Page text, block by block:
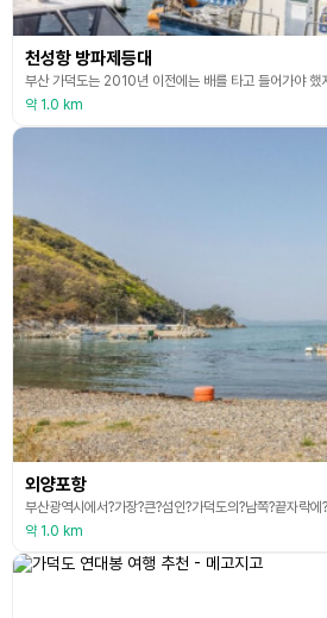
천성항 방파제등대
약 1.0 km
외양포항
약 1.0 km